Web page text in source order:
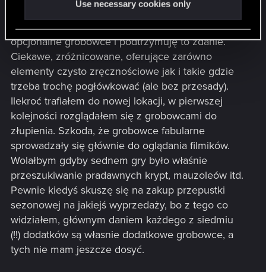
Use necessary cookies only
Jak już wspominałem w poprzednim poście,
najlepszym elementem gry były dla mnie
opcjonalne grobowce i podtrzymuję to zdanie.
Ciekawe, zróżnicowane, oferujące zarówno
elementy czysto zręcznościowe jak i takie gdzie
trzeba trochę pogłówkować (ale bez przesady).
Ilekroć trafiałem do nowej lokacji, w pierwszej
kolejności rozglądałem się z grobowcami do
złupienia. Szkoda, że grobowce fabularne
sprowadzały się głównie do oglądania filmików.
Wolałbym gdyby sednem gry było właśnie
przeszukiwanie pradawnych krypt, mauzoleów itd.
Pewnie kiedyś skuszę się na zakup przepustki
sezonowej na jakiejś wyprzedaży, bo z tego co
widziałem, głównym daniem każdego z siedmiu
(!!) dodatków są własnie dodatkowe grobowce, a
tych nie mam jeszcze dosyć.